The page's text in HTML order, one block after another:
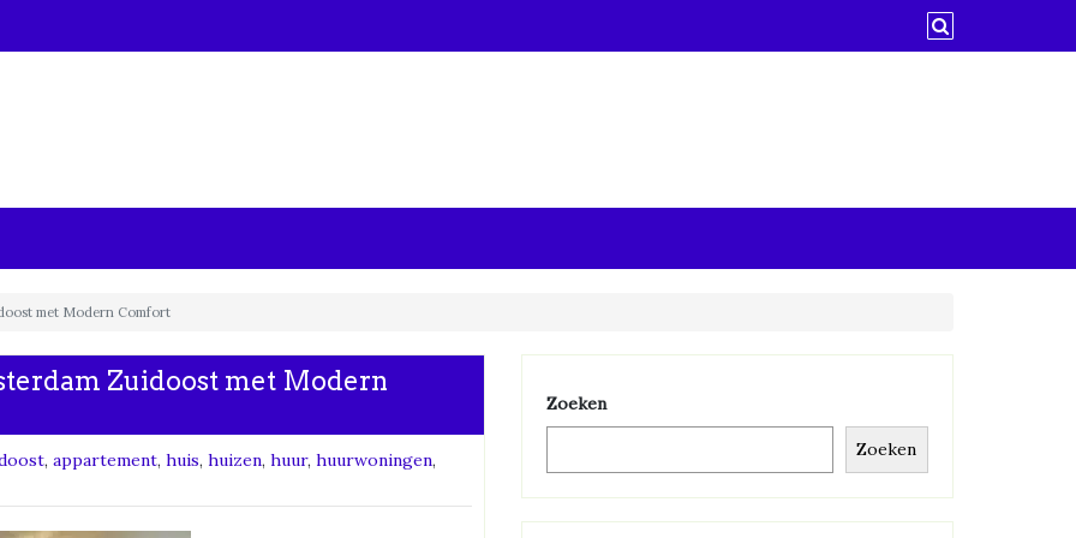
met Modern Comfort
Zuidoost met Modern
, appartement, huis, huizen, huur, huurwoningen,
Zoeken
Zoeken